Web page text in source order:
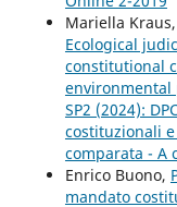
Mariella
Ecological
constitutional
environmental
SP2 (2024):
costituzionali
comparata - A
Enrico Buono,
mandato